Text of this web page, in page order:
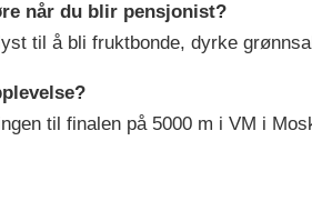
når du blir pensjonist?
til å bli fruktbonde, dyrke
til finalen på 5000 m i VM i